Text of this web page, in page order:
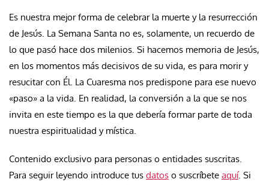
Es nuestra mejor forma de celebrar la muerte y la resurrección
de Jesús. La Semana Santa no es, solamente, un recuerdo de
lo que pasó hace dos milenios. Si hacemos memoria de Jesús,
en los momentos más decisivos de su vida, es para morir y
resucitar con Él. La Cuaresma nos predispone para ese nuevo
«paso» a la vida. En realidad, la conversión a la que se nos
invita en este tiempo es la que debería formar parte de toda
nuestra espiritualidad y mística.
Contenido exclusivo para personas o entidades suscritas.
Para seguir leyendo introduce tus datos o suscríbete aquí. Si